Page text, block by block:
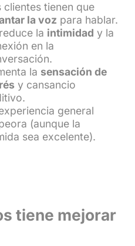
clientes tienen que
la voz para hablar.
la intimidad y la
en la
la sensación de
y cansancio
general
(aunque la
sea excelente).
tiene mejorar